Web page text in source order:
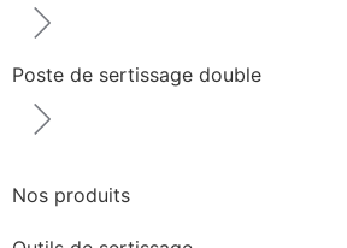
Poste de sertissage double
Nos produits